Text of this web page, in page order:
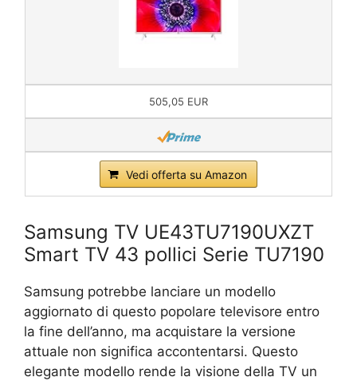
505,05 EUR
Vedi offerta su Amazon
Samsung TV UE43TU7190UXZT
Smart TV 43 pollici Serie TU7190
Samsung potrebbe lanciare un modello
aggiornato di questo popolare televisore entro
la fine dell’anno, ma acquistare la versione
attuale non significa accontentarsi. Questo
elegante modello rende la visione della TV un